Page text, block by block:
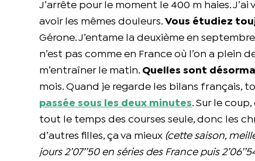
J’arrête pour le moment le 400 m haies.
avoir les mêmes douleurs.Vous étudiez
Gérone. J’entame la deuxième en
n’est pas comme en France où l’on a plein
m’entraîner le matin. Quelles sont
mois. Quand je regarde les bilans français,
passée sous les deux minutes. Sur le
tout le temps des courses seule, donc les
d’autres filles, ça va mieux (cette saison,
jours 2’07’’50 en séries des France puis